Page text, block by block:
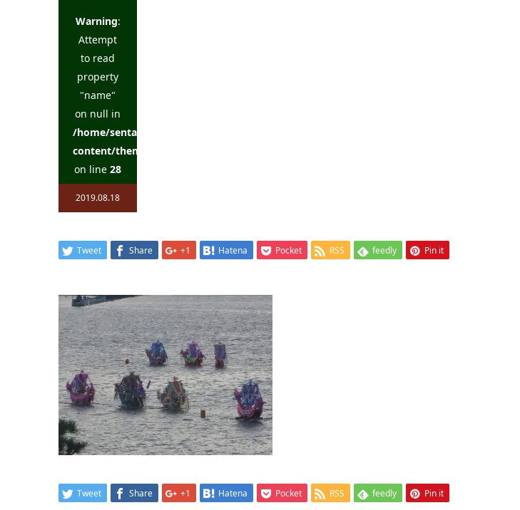
Warning:
Attempt
to read
property
"name"
on null in
/home/sentakuya/charoku.jp/public_html/wp-
content/themes/kadan_tcd056/single.php
on line 28
2019.08.18
Tweet Share +1 Hatena Pocket RSS feedly Pin it
Tweet Share +1 Hatena Pocket RSS feedly Pin it